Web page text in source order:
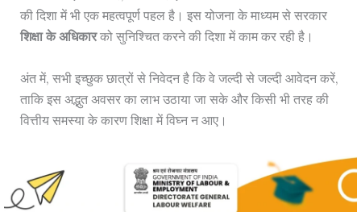
की दिशा में भी एक महत्वपूर्ण पहल है। इस योजना के माध्यम से सरकार
शिक्षा के अधिकारको सुनिश्चित करने की दिशा में काम कर रही है।
अंत में, सभी इच्छुक छात्रों से निवेदन है कि वे जल्दी से जल्दी आवेदन करें,
ताकि इस अद्भुत अवसर का लाभ उठाया जा सके और किसी भी तरह की
वित्तीय समस्या के कारण शिक्षा में विघ्न न आए।